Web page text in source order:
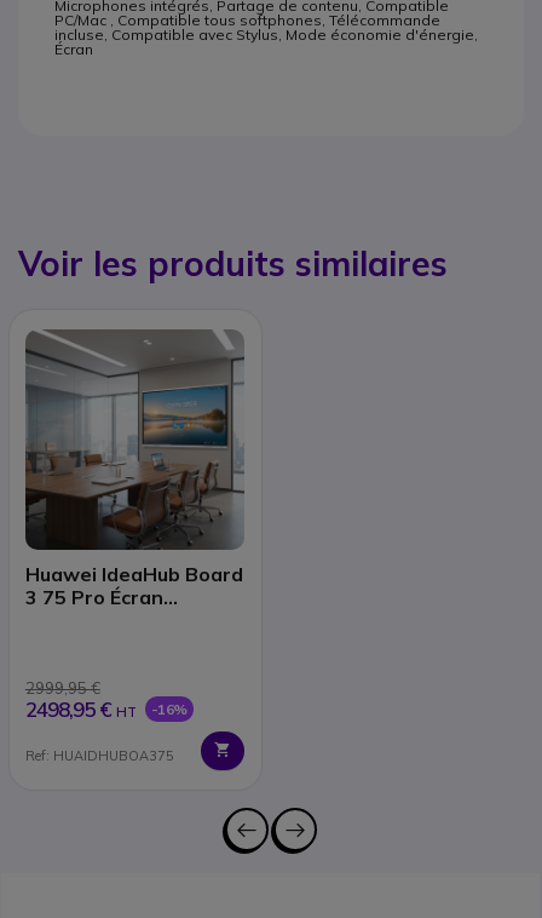
Microphones intégrés, Partage de contenu, Compatible
PC/Mac , Compatible tous softphones, Télécommande
incluse, Compatible avec Stylus, Mode économie d'énergie,
Écran
Voir les produits similaires
Huawei IdeaHub Board
3 75 Pro Écran
2999,95 €
2498,95 € HT -16%
Ref: HUAIDHUBOA375